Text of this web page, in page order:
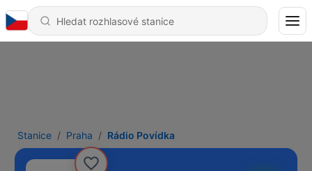
Stanice Praha Rádio Povídka